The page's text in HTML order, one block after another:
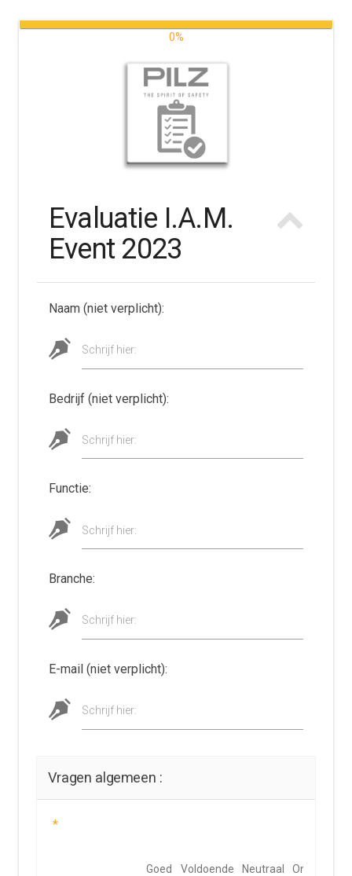
0%
Evaluatie I.A.M.
Event 2023
Naam (niet verplicht):
Schrijf hier:
Bedrijf (niet verplicht):
Schrijf hier:
Functie:
Schrijf hier:
Branche:
Schrijf hier:
E-mail (niet verplicht):
Schrijf hier:
Vragen algemeen :
*
Goed Voldoende Neutraal